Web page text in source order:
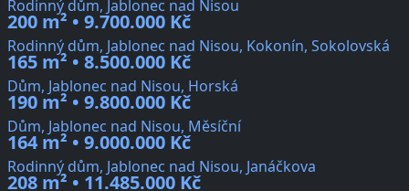
Rodinný dům, Jablonec nad Nisou
200 m² • 9.700.000 Kč
Rodinný dům, Jablonec nad Nisou, Kokonín, Sokolovská
165 m² • 8.500.000 Kč
Dům, Jablonec nad Nisou, Horská
190 m² • 9.800.000 Kč
Dům, Jablonec nad Nisou, Měsíční
164 m² • 9.000.000 Kč
Rodinný dům, Jablonec nad Nisou, Janáčkova
208 m² • 11.485.000 Kč